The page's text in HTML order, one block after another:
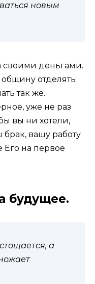
новым
своими деньгами.
отделять
так же.
уже не раз
вы ни хотели,
брак, вашу работу
Его на первое
будущее.
а